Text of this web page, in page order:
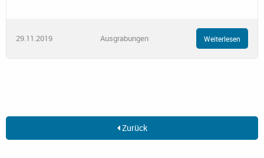
29.11.2019 Ausgrabungen Weiterlesen
Zurück